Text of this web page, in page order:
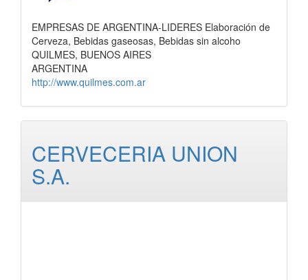
EMPRESAS DE ARGENTINA-LIDERES Elaboración de
Cerveza, Bebidas gaseosas, Bebidas sin alcoho
QUILMES, BUENOS AIRES
ARGENTINA
http://www.quilmes.com.ar
CERVECERIA UNION
S.A.